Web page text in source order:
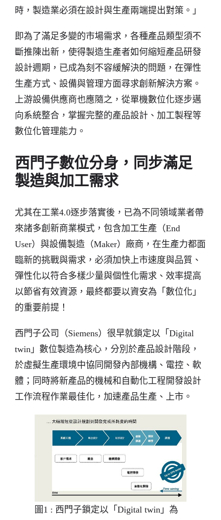
時，製造業必須在設計與生產兩端提出對策。」
即為了滿足多變的市場需求，各種產品類型須不
斷推陳出新，使得製造生產者如何縮短產品研發
設計週期，已成為刻不容緩解決的問題，在彈性
生產方式、設備與管理方面尋求創新解決方案。
上游設備供應商也應隨之，從單機數位化逐步邁
向系統整合，掌握完整的產品設計、加工製程等
數位化管理能力。
西門子數位分身，同步滿足
製造與加工需求
尤其在工業4.0逐步落實後，已為不同領域業者帶
來諸多創新商業模式，包含加工生產（End
User）與設備製造（Maker）廠商，在生產力都面
臨新的挑戰與需求，必須加快上市速度與品質、
彈性化以符合多樣少量與個性化需求、效率提高
以節省有效資源，最終都要以資安為「數位化」
的重要前提！
西門子公司（Siemens）很早就鎖定以「Digital
twin」數位製造為核心，分別於產品設計階段，
於虛擬生產環境中協同開發內部機構、電控、軟
體；同時將新產品的機械和自動化工程開發設計
工作流程作業最佳化，加速產品生產、上市。
圖1 : 西門子鎖定以「Digital twin」為